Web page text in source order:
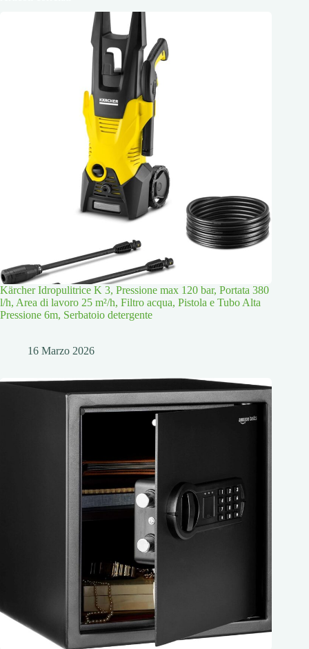
Kärcher Idropulitrice K 3, Pressione max 120 bar, Portata 380
l/h, Area di lavoro 25 m²/h, Filtro acqua, Pistola e Tubo Alta
Pressione 6m, Serbatoio detergente
16 Marzo 2026